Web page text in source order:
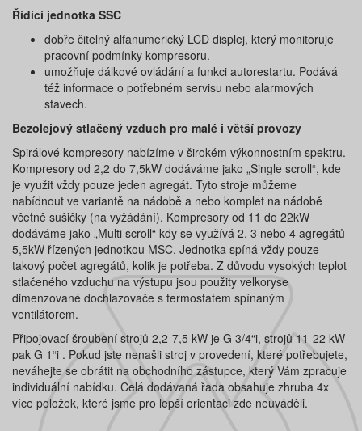
Řídící jednotka SSC
dobře čitelný alfanumerický LCD displej, který monitoruje
pracovní podmínky kompresoru.
umožňuje dálkové ovládání a funkci autorestartu. Podává
též informace o potřebném servisu nebo alarmových
stavech.
Bezolejový stlačený vzduch pro malé i větší provozy
Spirálové kompresory nabízíme v širokém výkonnostním spektru.
Kompresory od 2,2 do 7,5kW dodáváme jako „Single scroll“, kde
je využit vždy pouze jeden agregát. Tyto stroje můžeme
nabídnout ve variantě na nádobě a nebo komplet na nádobě
včetně sušičky (na vyžádání). Kompresory od 11 do 22kW
dodáváme jako „Multi scroll“ kdy se využívá 2, 3 nebo 4 agregátů
5,5kW řízených jednotkou MSC. Jednotka spíná vždy pouze
takový počet agregátů, kolik je potřeba. Z důvodu vysokých teplot
stlačeného vzduchu na výstupu jsou použity velkoryse
dimenzované dochlazovače s termostatem spínaným
ventilátorem.
Připojovací šroubení strojů 2,2-7,5 kW je G 3/4“i, strojů 11-22 kW
pak G 1“i . Pokud jste nenašli stroj v provedení, které potřebujete,
neváhejte se obrátit na obchodního zástupce, který Vám zpracuje
individuální nabídku. Celá dodávaná řada obsahuje zhruba 4x
více položek, které jsme pro lepší orientaci zde neuváděli.